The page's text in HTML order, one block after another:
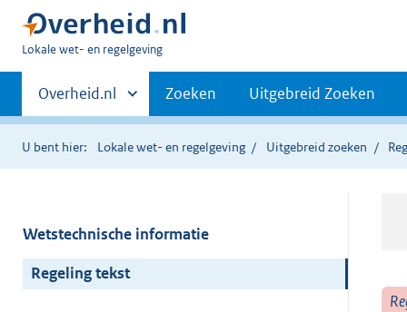
U
hier:
Lokale wet- en regelgeving
Primaire
navigatie
Andere
sites
binnen
Overheid.nl Zoeken Uitgebreid Zoeken
U bent hier: Lokale wet- en regelgeving Uitgebreid zoeken
Wetstechnische informatie
Regeling tekst